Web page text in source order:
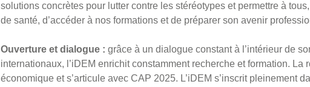
solutions concrètes pour lutter contre les stéréotypes et permettre à
de santé, d’accéder à nos formations et de préparer son avenir
Ouverture et dialogue : grâce à un dialogue constant à l’intérieur de
internationaux, l’iDEM enrichit constamment recherche et formation. La
économique et s’articule avec CAP 2025. L’iDEM s’inscrit pleinement